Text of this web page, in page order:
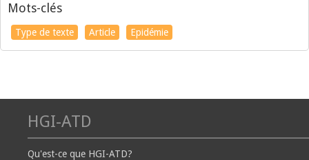
Mots-clés
Type de texte Article Epidémie
HGI-ATD
Qu'est-ce que HGI-ATD?